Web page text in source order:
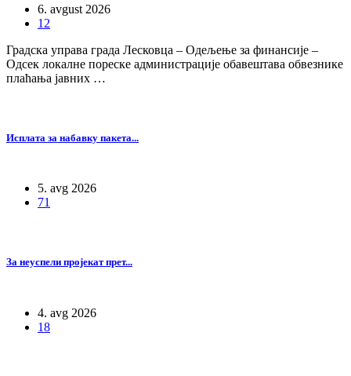
6. avgust 2026
12
Градска управа града Лесковца – Одељење за финансије –
Одсек локалне пореске администрације обавештава обвезнике
плаћања јавних …
Исплата за набавку пакета...
5. avg 2026
71
За неуспели пројекат прет...
4. avg 2026
18